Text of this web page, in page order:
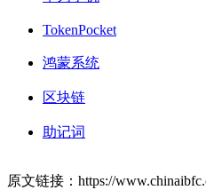
TokenPocket
鸿蒙系统
区块链
助记词
原文链接：https://